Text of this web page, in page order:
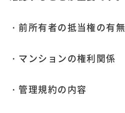
・前所有者の抵当権の有無
・マンションの権利関係
・管理規約の内容